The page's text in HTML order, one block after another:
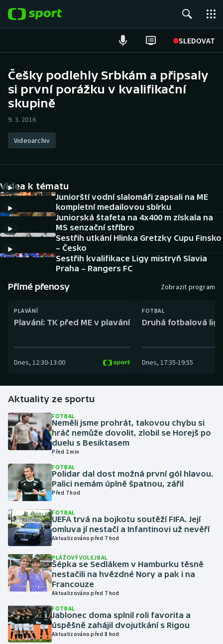
SLEDOVAT
Hokej
Tenis
Atletika
DALŠÍ SPORTY
Americký fotbal
Baseball a softbal
Basketbal
Box
Florbal
Futsal
Golf
Gymnastika
Házená
Jezdectví
Judo
Krasobruslení
Lezení
Lyže a snowboard
Moderní pětiboj
NEPŘEHLÉDNĚTE
Soutěže
Historické návraty
Češky podlehly Srbkám a připsaly
si první porážku v kvalifikační
skupině
9. 3. 2016
Videoarchiv
Videa k tématu
Juniorští vodní slalomáři zapsali na ME
kompletní medailovou sbírku
Juniorská štafeta na 4x400 m získala na
MS senzační stříbro
Sestřih utkání Hlinka Gretzky Cupu Finsko
– Česko
Sestřih kvalifikace Ligy mistryň Slavia
Praha – Rangers FC
Přímé přenosy Zobrazit program
PLAVÁNÍ
Plavání: TK před ME v plavání
Dnes, 12:30-13:00
FOTBAL
Druhá fotbalová
Dnes, 17:35-19:55
Aktuality ze sportu
FOTBAL
Neměli jsme prohrát, takovou chybu si
hráč nemůže dovolit, zlobil se Horejš po
duelu s Besiktasem
Před 2 min
FOTBAL
Polidar dal dost možná první gól hlavou.
Palici nemám úplně špatnou, zářil
Před 7 hod
FOTBAL
UEFA trvá na bojkotu soutěží FIFA. Její
omluva jí nestačí a Infantinovi už nevěří
Aktualizováno před 7 hod
PLÁŽOVÝ VOLEJBAL
Šépka se Sedlákem v Hamburku těsně
nestačili na hvězdné Nory a pak i na
Francouze
Aktualizováno před 7 hod
FOTBAL
Jablonec doma splnil roli favorita a
úspěšně zahájil dvojutkání s Rigou
Aktualizováno před 8 hod